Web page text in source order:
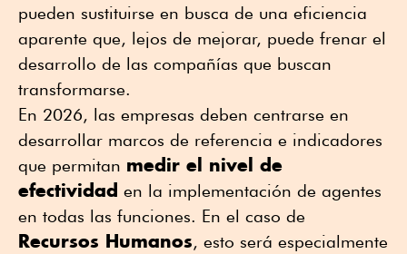
pueden sustituirse en busca de una eficiencia
aparente que, lejos de mejorar, puede frenar el
desarrollo de las compañías que buscan
transformarse.
En 2026, las empresas deben centrarse en
desarrollar marcos de referencia e indicadores
que permitan medir el nivel de
efectividad en la implementación de agentes
en todas las funciones. En el caso de
Recursos Humanos, esto será especialmente